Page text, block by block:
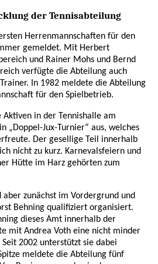
der Tennisabteilung
Herrenmannschaften für den
gemeldet. Mit Herbert
und Rainer Mohs und Bernd
verfügte die Abteilung auch
In 1982 meldete die Abteilung
für den Spielbetrieb.
in der Tennishalle am
„Doppel-Jux-Turnier“ aus, welches
Der gesellige Teil innerhalb
nicht zu kurz. Karnevalsfeiern und
Hütte im Harz gehörten zum
aber zunächst im Vordergrund und
Behning qualifiziert organisiert.
dieses Amt innerhalb der
mit Andrea Voth eine nicht minder
2002 unterstützt sie dabei
meldete die Abteilung fünf